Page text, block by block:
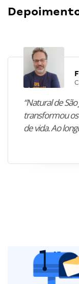
“Natural de
transformou
de vida. Ao